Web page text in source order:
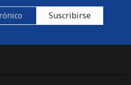
Suscribirse